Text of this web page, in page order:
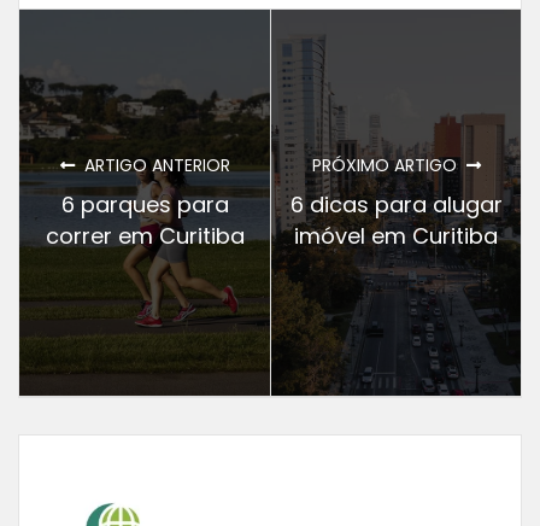
ARTIGO ANTERIOR
6 parques para
correr em Curitiba
PRÓXIMO ARTIGO
6 dicas para alugar
imóvel em Curitiba